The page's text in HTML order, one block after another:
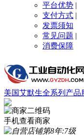
平台优势 |
支付方式 |
发票须知
常见问题 |
消费保障
美国艾默生全系列产品
手机查看商家